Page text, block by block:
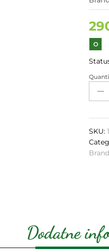
O
Ice
Tea
SKU:
Dodatne